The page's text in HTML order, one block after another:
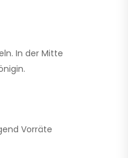
In der Mitte
Vorräte